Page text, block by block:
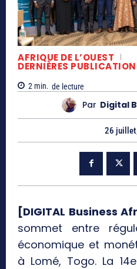
AFRIQUE DE L’OUEST
DERNIÈRES
2 min. de lecture
Par Digital
26
[DIGITAL Business
sommet entre
économique et
à Lomé, Togo. La